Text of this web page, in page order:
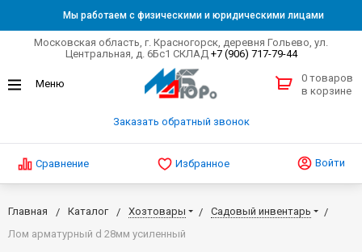
Мы работаем с физическими и юридическими лицами
Московская область, г. Красногорск, деревня Гольево, ул.
Центральная, д. 6Бс1 СКЛАД +7 (906) 717-79-44
Заказать обратный звонок
0 товаров
в корзине
Сравнение Избранное Войти
Главная Каталог Хозтовары
Садовый инвентарь
Лом арматурный d 28мм усиленный